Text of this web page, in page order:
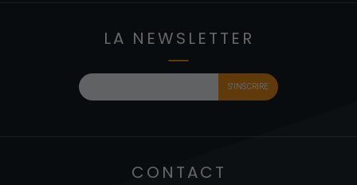
LA NEWSLETTER
CONTACT